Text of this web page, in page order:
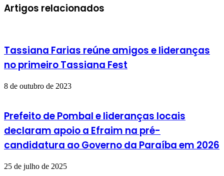
Artigos relacionados
Tassiana Farias reúne amigos e lideranças
no primeiro Tassiana Fest
8 de outubro de 2023
Prefeito de Pombal e lideranças locais
declaram apoio a Efraim na pré-
candidatura ao Governo da Paraíba em 2026
25 de julho de 2025